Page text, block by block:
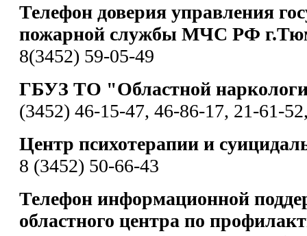
Телефон доверия управления
пожарной службы МЧС РФ
8(3452) 59-05-49
ГБУЗ ТО "Областной
(3452) 46-15-47, 46-86-17, 21-61-
Центр психотерапии и
8 (3452) 50-66-43
Телефон информационной
областного центра по